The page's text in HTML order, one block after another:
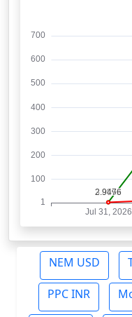
NEM USD
PPC INR